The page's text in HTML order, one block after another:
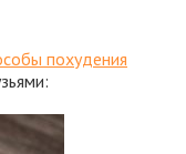
похудения